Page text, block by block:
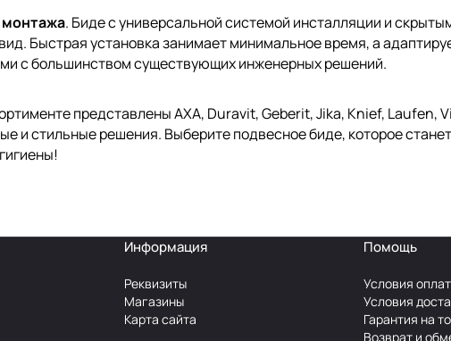
. Биде с универсальной системой инсталляции и
Быстрая установка занимает минимальное время, а
с большинством существующих инженерных решений.
представлены AXA, Duravit, Geberit, Jika, Knief,
и стильные решения. Выберите подвесное биде, которое
Информация
Реквизиты
Магазины
Карта сайта
Помощь
Условия
Условия
Гарантия на
Возврат и